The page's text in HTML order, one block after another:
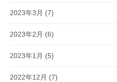
2023年3月 (7)
2023年2月 (6)
2023年1月 (5)
2022年12月 (7)